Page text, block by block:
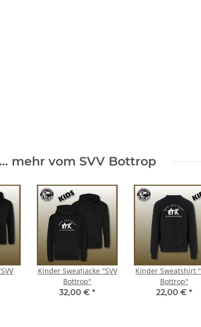
... mehr vom SVV Bottrop
Kinder Sweatjacke "SVV
Bottrop"
32,00 € *
Kinder Sweatshirt
Bottrop"
22,00 € *